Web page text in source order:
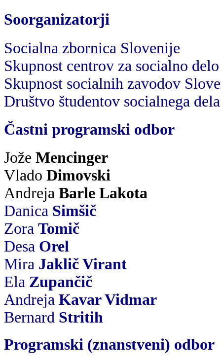
Soorganizatorji
Socialna zbornica Slovenije
Skupnost centrov za socialno delo
Skupnost socialnih zavodov
Društvo študentov socialnega dela
Častni programski odbor
Jože Mencinger
Vlado Dimovski
Andreja Barle Lakota
Danica Simšič
Zora Tomič
Desa Orel
Mira Jaklič Virant
Ela Zupančič
Andreja Kavar Vidmar
Bernard Stritih
Programski (znanstveni) odbor